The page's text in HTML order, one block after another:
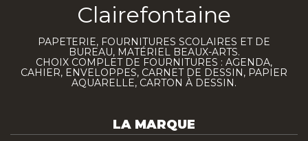
Clairefontaine
PAPETERIE, FOURNITURES SCOLAIRES ET DE
BUREAU, MATÉRIEL BEAUX-ARTS.
CHOIX COMPLET DE FOURNITURES : AGENDA,
CAHIER, ENVELOPPES, CARNET DE DESSIN, PAPIER
AQUARELLE, CARTON À DESSIN.
LA MARQUE